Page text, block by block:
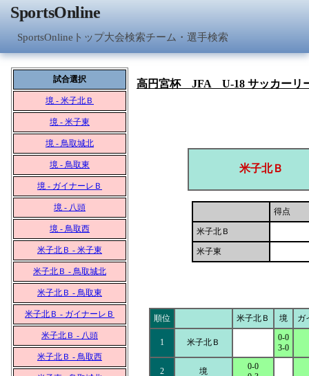
SportsOnline
SportsOnlineトップ大会検索チーム・選手検索
試合選択
境 - 米子北Ｂ
境 - 米子東
境 - 鳥取城北
境 - 鳥取東
境 - ガイナーレＢ
境 - 八頭
境 - 鳥取西
米子北Ｂ - 米子東
米子北Ｂ - 鳥取城北
米子北Ｂ - 鳥取東
米子北Ｂ - ガイナーレＢ
米子北Ｂ - 八頭
米子北Ｂ - 鳥取西
高円宮杯 JFA U-18 サッカーリ
米子北Ｂ
得点
米子北Ｂ
米子東
順位 米子北Ｂ 境 ガ
1 米子北Ｂ
0-0
3-0
2 境
0-0